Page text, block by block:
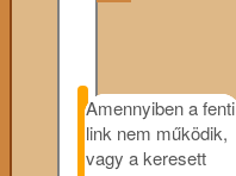
Amennyiben a fenti
link nem működik,
vagy a keresett